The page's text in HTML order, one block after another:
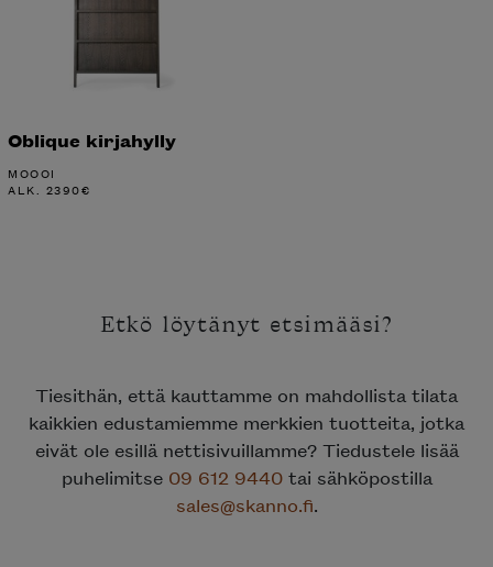
Oblique kirjahylly
MOOOI
ALK. 2390€
Etkö löytänyt etsimääsi?
Tiesithän, että kauttamme on mahdollista tilata
kaikkien edustamiemme merkkien tuotteita, jotka
eivät ole esillä nettisivuillamme? Tiedustele lisää
puhelimitse 09 612 9440tai sähköpostilla
sales@skanno.fi.